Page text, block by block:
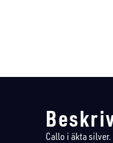
Callo i äkta